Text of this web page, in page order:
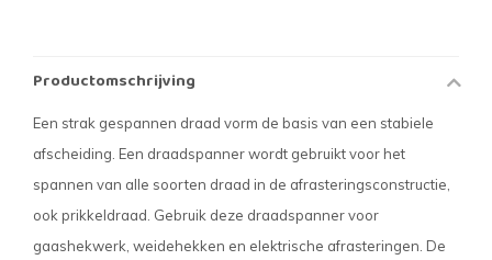
Productomschrijving
Een strak gespannen draad vorm de basis van een stabiele
afscheiding. Een draadspanner wordt gebruikt voor het
spannen van alle soorten draad in de afrasteringsconstructie,
ook prikkeldraad. Gebruik deze draadspanner voor
gaashekwerk, weidehekken en elektrische afrasteringen. De